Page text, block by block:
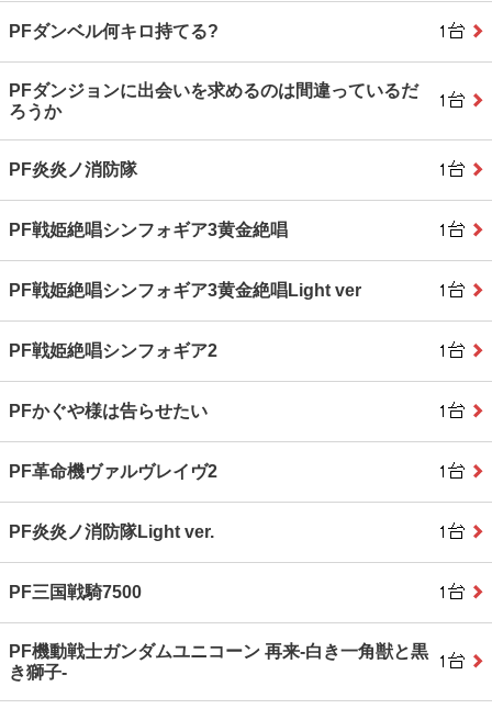
PFダンベル何キロ持てる?
PFダンジョンに出会いを求めるのは間違っているだ
ろうか
PF炎炎ノ消防隊
PF戦姫絶唱シンフォギア3黄金絶唱
PF戦姫絶唱シンフォギア3黄金絶唱Light ver
PF戦姫絶唱シンフォギア2
PFかぐや様は告らせたい
PF革命機ヴァルヴレイヴ2
PF炎炎ノ消防隊Light ver.
PF三国戦騎7500
PF機動戦士ガンダムユニコーン 再来‐白き一角獣と黒
き獅子‐